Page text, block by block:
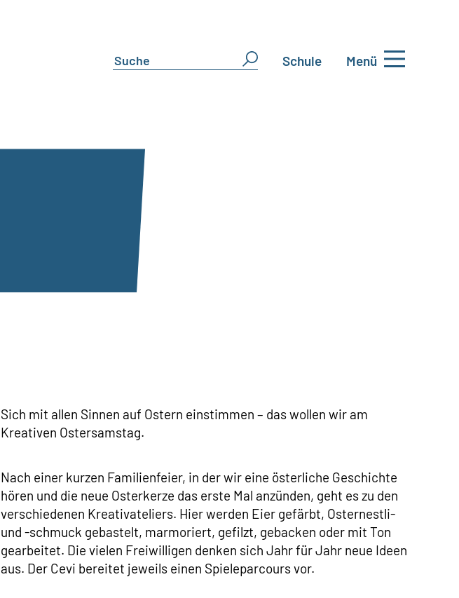
Schule Menü
Sich mit allen Sinnen auf Ostern einstimmen – das wollen wir am
Kreativen Ostersamstag.
Nach einer kurzen Familienfeier, in der wir eine österliche Geschichte
hören und die neue Osterkerze das erste Mal anzünden, geht es zu den
verschiedenen Kreativateliers. Hier werden Eier gefärbt, Osternestli-
und -schmuck gebastelt, marmoriert, gefilzt, gebacken oder mit Ton
gearbeitet. Die vielen Freiwilligen denken sich Jahr für Jahr neue Ideen
aus. Der Cevi bereitet jeweils einen Spieleparcours vor.